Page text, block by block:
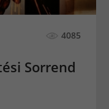
4085
Sorrend